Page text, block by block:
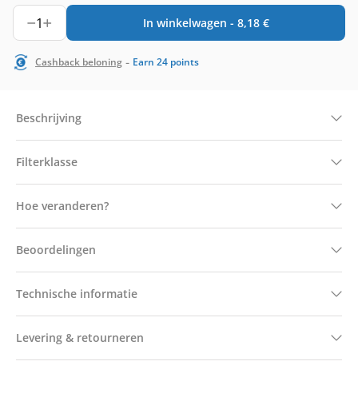
1 In winkelwagen - 8,18 €
Cashback beloning - Earn 24 points
Beschrijving
Filterklasse
Hoe veranderen?
Beoordelingen
Technische informatie
Levering & retourneren